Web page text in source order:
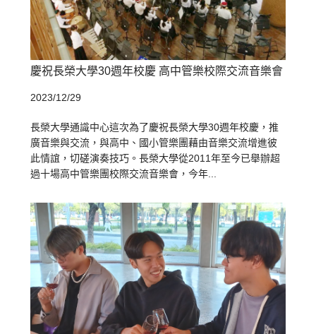
慶祝長榮大學30週年校慶 高中管樂校際交流音樂會
2023/12/29
長榮大學通識中心這次為了慶祝長榮大學30週年校慶，推
廣音樂與交流，與高中、國小管樂團藉由音樂交流增進彼
此情誼，切磋演奏技巧。長榮大學從2011年至今已舉辦超
過十場高中管樂團校際交流音樂會，今年...